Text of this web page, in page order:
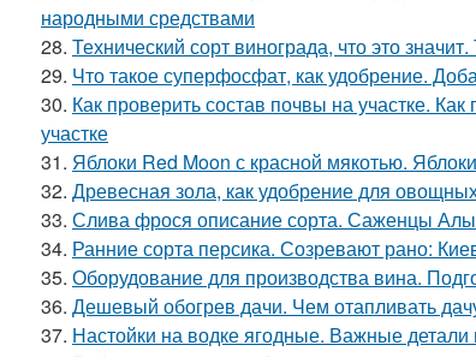
народными средствами
28. Технический сорт винограда, что это
29. Что такое суперфосфат, как удобрение.
30. Как проверить состав почвы на участке.
участке
31. Яблоки Red Moon с красной мякотью.
32. Древесная зола, как удобрение для
33. Слива фрося описание сорта. Саженцы
34. Ранние сорта персика. Созревают рано:
35. Оборудование для производства вина.
36. Дешевый обогрев дачи. Чем отапливать
37. Настойки на водке ягодные. Важные